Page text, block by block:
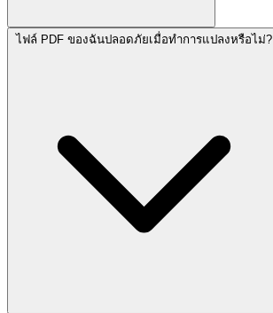
ไฟล์ PDF ของฉันปลอดภัยเมื่อทำการแปลงหรือไม่?